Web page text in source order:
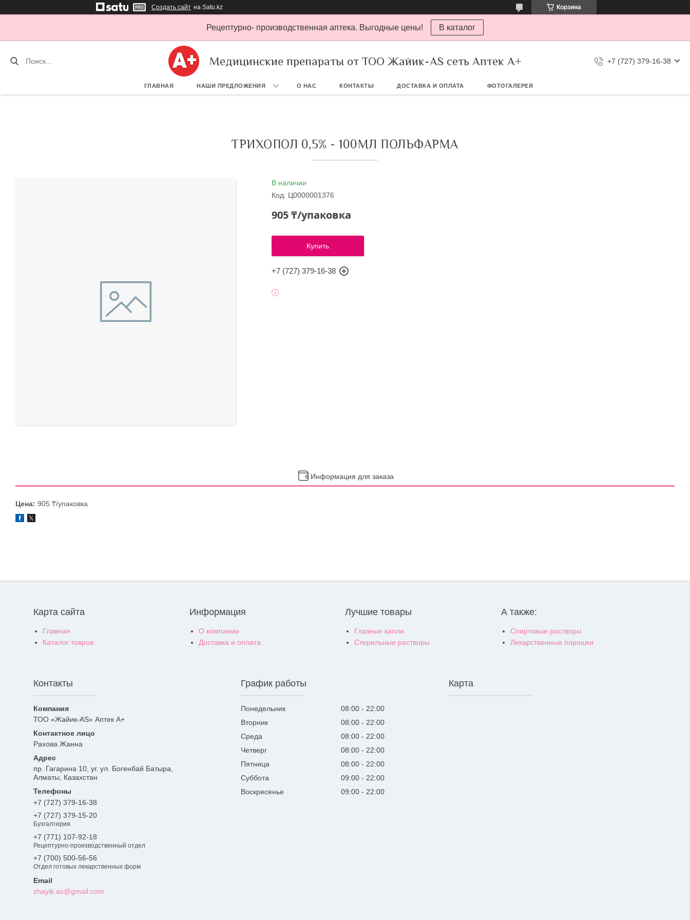
Создать сайт на Satu.kz Корзина
Рецептурно- производственная аптека. Выгодные цены! В каталог
Медицинские препараты от ТОО Жайик-AS сеть Аптек А+ +7 (727) 379-16-38
ГЛАВНАЯ НАШИ ПРЕДЛОЖЕНИЯ О НАС КОНТАКТЫ ДОСТАВКА И ОПЛАТА ФОТОГАЛЕРЕЯ
ТРИХОПОЛ 0,5% - 100МЛ ПОЛЬФАРМА
В наличии
Код: Ц0000001376
905 ₸/упаковка
Купить
+7 (727) 379-16-38
Информация для заказа
Цена: 905 ₸/упаковка
Карта сайта
Главная
Каталог товров
Информация
О компании
Доставка и оплата
Лучшие товары
Глазные капли
Стерильные растворы
А также:
Спиртовые растворы
Лекарственные порошки
Контакты
ТОО «Жайик-AS» Аптек А+
Рахова Жанна
пр. Гагарина 10, уг. ул. Богенбай Батыра,
Алматы, Казахстан
+7 (727) 379-16-38
+7 (727) 379-15-20
Бухгалтерия
+7 (771) 107-92-18
Рецептурно-производственный отдел
+7 (700) 500-56-56
Отдел готовых лекарственных форм
zhayik.as@gmail.com
График работы
Понедельник 08:00
22:00
Вторник
08:00
22:00
Среда
08:00
22:00
Четверг
08:00
22:00
Пятница
08:00
22:00
Суббота
09:00
22:00
Воскресенье
09:00 22:00
Карта